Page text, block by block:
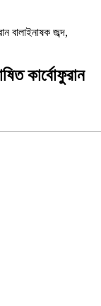
বালাইনাষক জব্দ,
কার্বোফুরান